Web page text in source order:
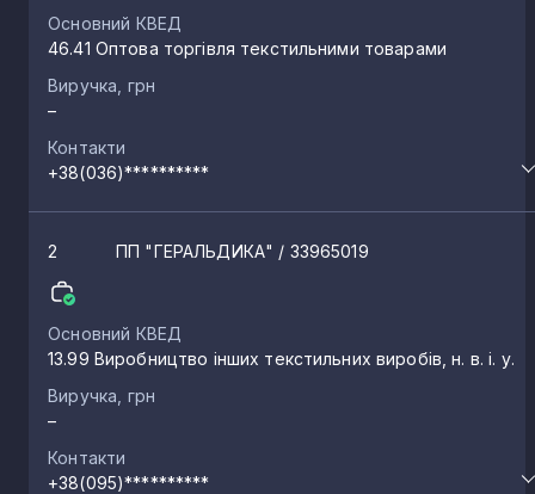
Млинів
Бармаки
Рокитне
Зоря
Вересневе
Основний КВЕД
46.41 Оптова торгівля текстильними товарами
Виручка, грн
–
Контакти
+38(036)**********
2 ПП "ГЕРАЛЬДИКА" / 33965019
Основний КВЕД
13.99 Виробництво інших текстильних виробів, н. в. і. у.
Виручка, грн
–
Контакти
+38(095)**********